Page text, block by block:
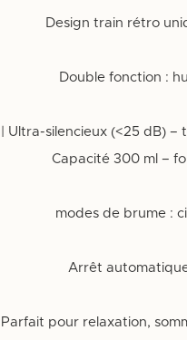
✔️ Design train rétro
✔️ Double fonction :
✔️ Capacité 300 ml –
✔️ 2 modes de brume
✔️ Arrêt
✔️ Parfait pour relaxation,